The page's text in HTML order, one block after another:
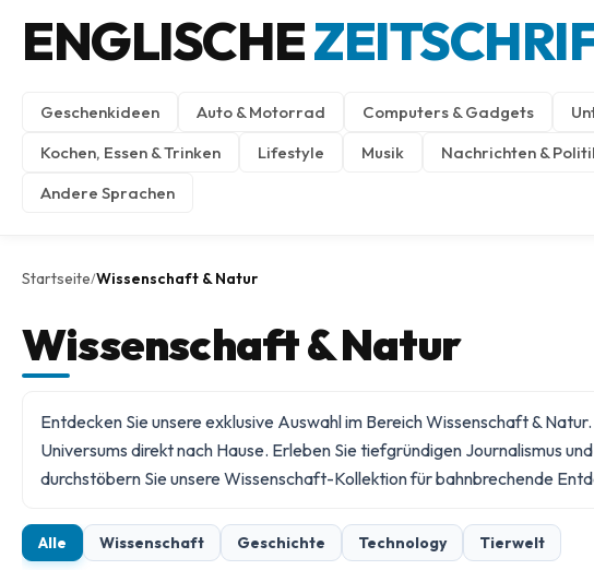
ENGLISCHE
Geschenkideen Auto & Motorrad Computers & Gadgets
Kochen, Essen & Trinken
Lifestyle Musik Nachrichten &
Andere Sprachen
Startseite/Wissenschaft & Natur
Wissenschaft & Natur
Entdecken Sie unsere exklusive Auswahl im Bereich Wissenschaft &
Universums direkt nach Hause. Erleben Sie tiefgründigen Journalismus
durchstöbern Sie unsereWissenschaft-Kollektion für bahnbrechende
Alle Wissenschaft Geschichte Technology Tierwelt